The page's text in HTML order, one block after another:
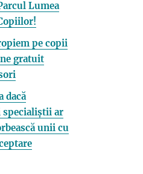
Lumea
pe copii
gratuit
dacă
ar
unii cu